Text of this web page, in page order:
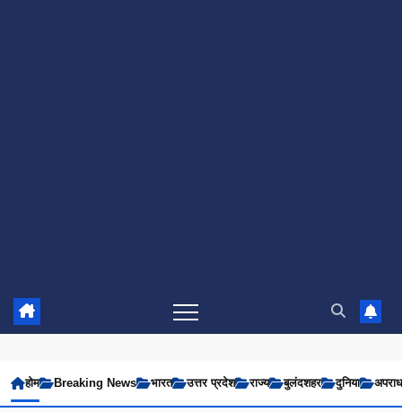
होम Breaking News भारत उत्तर प्रदेश राज्य बुलंदशहर दुनिया अपराध